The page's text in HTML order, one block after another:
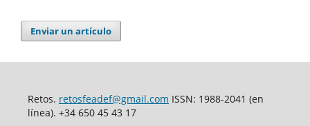
Enviar un artículo
Retos. retosfeadef@gmail.com ISSN: 1988-2041 (en
línea). +34 650 45 43 17